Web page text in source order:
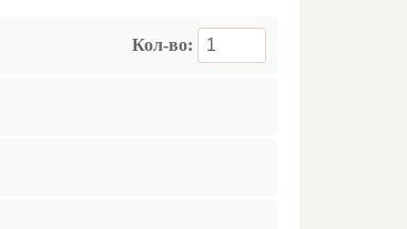
Кол-во: